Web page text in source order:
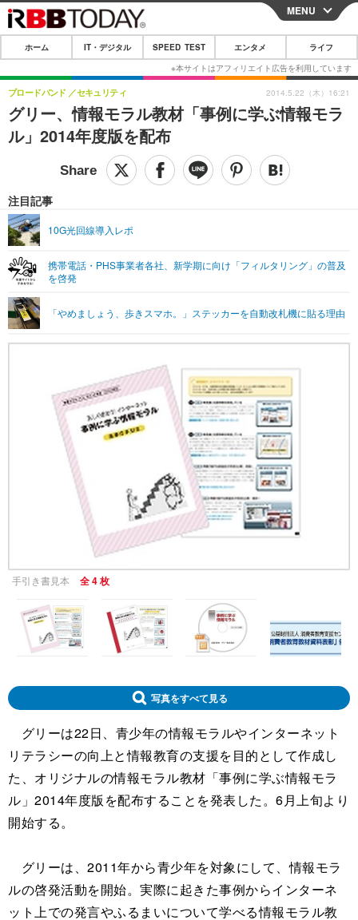
CLOSE
ホーム
IT・デジタル
IT・デジタルTOP スマートフォン
ショッピング その他
SPEED TEST
エンタメTOP 映画・ドラマ
グラビア
ショッピング その他
ライフTOP
その他
リリース一覧
プッシュ通知の停止方法
MENU
ホーム IT・デジタル SPEED TEST エンタメ ライフ
グリー、情報モラル教材「事例に学ぶ情報モラ
ル」2014年度版を配布
ブロードバンド セキュリティ
注目記事
10G光回線導入レポ
携帯電話・PHS事業者各社、新学期に向け「フィルタリング」の普及
を啓発
「やめましょう、歩きスマホ。」ステッカーを自動改札機に貼る理由
2014.5.22（木）16:21
手引き書見本 全 4 枚
写真をすべて見る
グリーは22日、青少年の情報モラルやインターネット
リテラシーの向上と情報教育の支援を目的として作成し
た、オリジナルの情報モラル教材「事例に学ぶ情報モラ
ル」2014年度版を配布することを発表した。6月上旬より
開始する。
グリーは、2011年から青少年を対象にして、情報モラ
ルの啓発活動を開始。実際に起きた事例からインターネ
ット上での発言やふるまいについて学べる情報モラル教